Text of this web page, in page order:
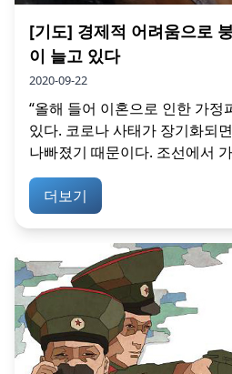
[기도] 경제적 어려움으로
이 늘고 있다
2020-09-22
“올해 들어 이혼으로 인한 가정
있다. 코로나 사태가 장기화되
나빠졌기 때문이다. 조선에서
더보기